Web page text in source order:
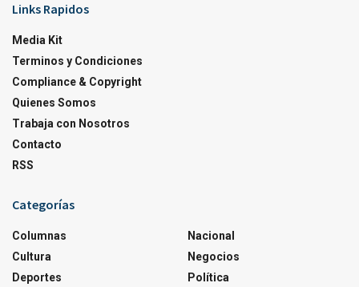
Links Rapidos
Media Kit
Terminos y Condiciones
Compliance & Copyright
Quienes Somos
Trabaja con Nosotros
Contacto
RSS
Categorías
Columnas
Cultura
Deportes
Nacional
Negocios
Política